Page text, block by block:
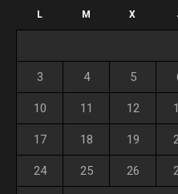
L M X
3 4 5
10 11 12
17 18 19
24 25 26